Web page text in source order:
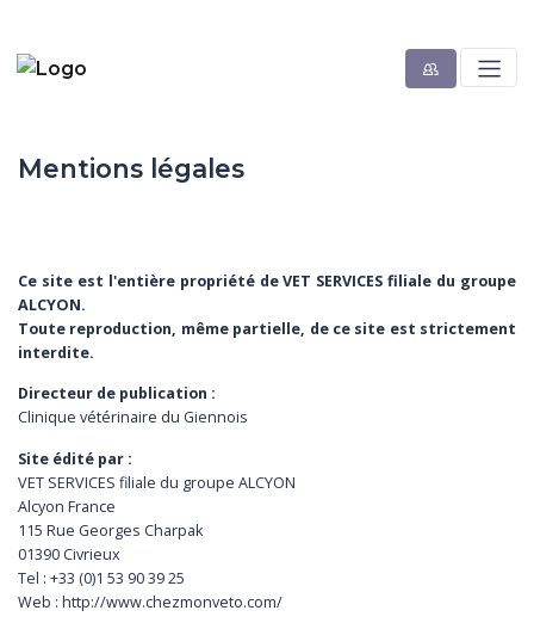
Mentions légales
Ce site est l'entière propriété de VET SERVICES filiale du groupe
ALCYON.
Toute reproduction, même partielle, de ce site est strictement
interdite.
Directeur de publication :
Clinique vétérinaire du Giennois
Site édité par :
VET SERVICES filiale du groupe ALCYON
Alcyon France
115 Rue Georges Charpak
01390 Civrieux
Tel : +33 (0)1 53 90 39 25
Web : http://www.chezmonveto.com/